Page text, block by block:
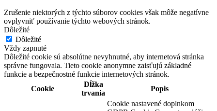
Zrušenie niektorých z týchto súborov cookies však môže negatívne
ovplyvniť používanie týchto webových stránok.
Dôležité
Dôležité
Vždy zapnuté
Dôležité cookie sú absolútne nevyhnutné, aby internetová stránka
správne fungovala. Tieto cookie anonymne zaisťujú základné
funkcie a bezpečnostné funkcie internetových stránok.
Cookie
Dĺžka
trvania
Popis
Cookie nastavené doplnkom